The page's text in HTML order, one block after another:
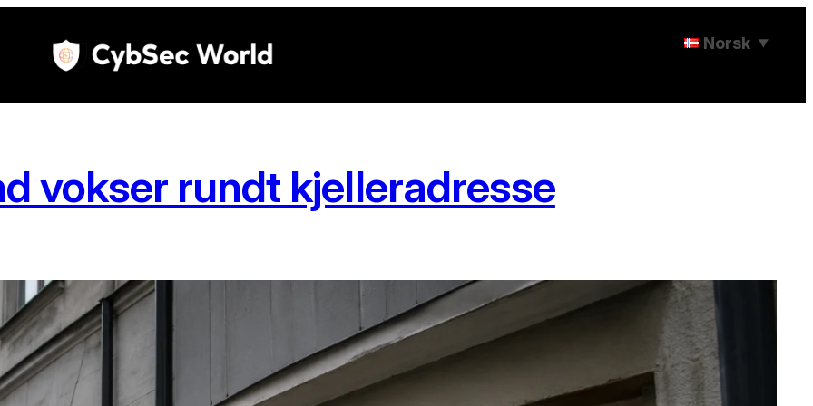
Norsk ▼
vokser rundt kjelleradresse